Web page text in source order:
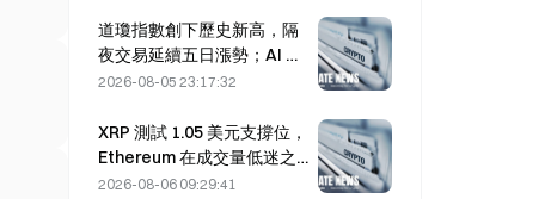
道瓊指數創下歷史新高，隔
夜交易延續五日漲勢；AI 投
資推動市場上漲
2026-08-05 23:17:32
XRP 測試 1.05 美元支撐位，
Ethereum 在成交量低迷之
際守住 1,908 美元
2026-08-06 09:29:41